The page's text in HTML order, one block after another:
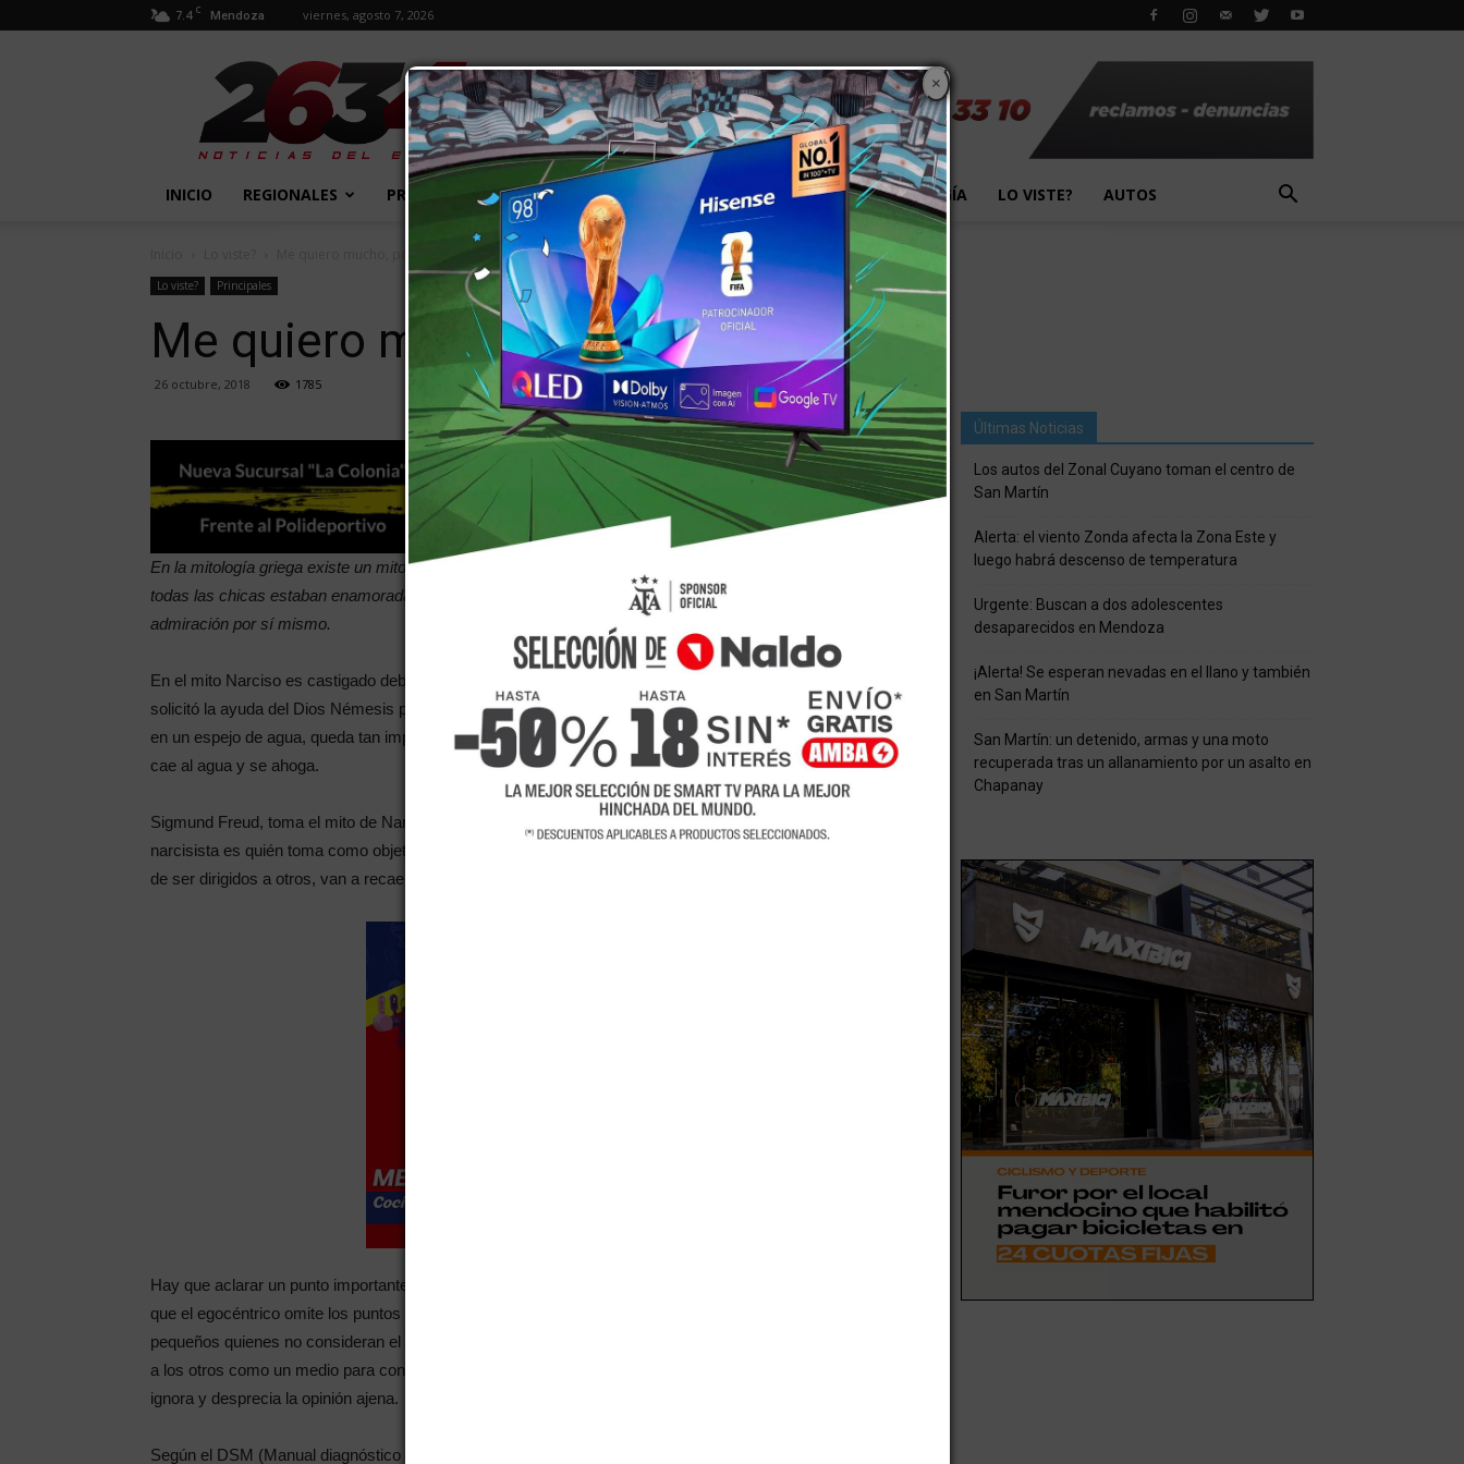
7.4 C Mendoza viernes, agosto 7, 2026
2634
Diario
INICIO REGIONALES PROVINCIALES EXTRA! MUNDO PAÍS EVENTOS TECNOLOGÍA LO VISTE? AUTOS
Lo viste? Principales
Me quiero mucho, poquito o nada
26 octubre, 2018 1785
En la mitología griega existe un mito acerca de un joven llamado Narciso, quien era muy guapo y del cual
todas las chicas estaban enamoradas, sin embargo Narciso no podía amarlas ya que él tenía una gran
admiración por sí mismo.
En el mito Narciso es castigado debido a que éste había rechazado a una muchacha llamada Eco y
solicitó la ayuda del Dios Némesis para vengarse. ¿En qué termina la historia? Narciso un día ve su reflejo
en un espejo de agua, queda tan impactado por la belleza de su reflejo que al querer tocarlo y abrazarlo
cae al agua y se ahoga.
Sigmund Freud, toma el mito de Narciso y surge la teoría acerca del narcisismo, de ahí su nombre, alguien
narcisista es quién toma como objeto de deseo a sí mismo. Es decir que todo el deseo y el amor en vez
de ser dirigidos a otros, van a recaer sobre la persona en sí.
Hay que aclarar un punto importante, el egocentrismo no es lo mismo que el narcisismo. Se diferencian en
que el egocéntrico omite los puntos de vista que no sean los propios se puede ver claramente en los niños
pequeños quienes no consideran el punto de vista del otro. Mientras que el narcisista se ocupa en pensar
a los otros como un medio para construir una autoimagen definida por la grandiosidad, el egocéntrico
ignora y desprecia la opinión ajena.
Según el DSM (Manual diagnóstico y estadístico de los trastornos mentales) una persona narcisista
×
Últimas Noticias
Los autos del Zonal Cuyano toman el centro de
San Martín
Alerta: el viento Zonda afecta la Zona Este y
luego habrá descenso de temperatura
Urgente: Buscan a dos adolescentes
desaparecidos en Mendoza
¡Alerta! Se esperan nevadas en el llano y también
en San Martín
San Martín: un detenido, armas y una moto
recuperada tras un allanamiento por un asalto en
Chapanay